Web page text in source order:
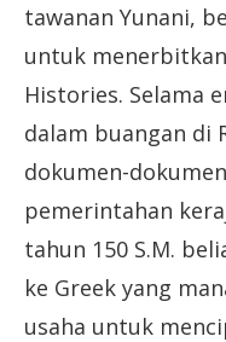
tawanan Yunani,
untuk
Histories. Selama
dalam buangan di
dokumen-
pemerintahan
tahun 150 S.M.
ke Greek yang
usaha untuk